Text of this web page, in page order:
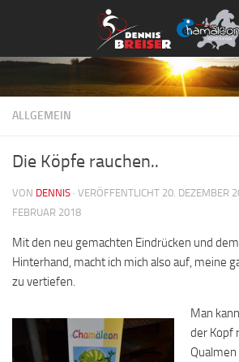
Zum Inhalt springen
ALLGEMEIN
Die Köpfe rauchen..
VON DENNIS · VERÖFFENTLICHT 20. DEZEMBER
FEBRUAR 2018
Mit den neu gemachten Eindrücken und
Hinterhand, macht ich mich also auf, meine
zu vertiefen.
Man
der Kopf